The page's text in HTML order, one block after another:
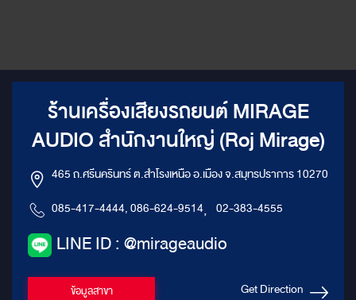
ร้านเครื่องเสียงรถยนต์ MIRAGE
AUDIO สำนักงานใหญ่ (Roj Mirage)
465 ถ.ศรีนครินทร์ ต.สำโรงเหนือ อ.เมือง จ.สมุทรปราการ 10270
085-417-4444, 086-624-9514, 02-383-4555
LINE ID : @mirageaudio
ข้อมูลสาขา Get Direction